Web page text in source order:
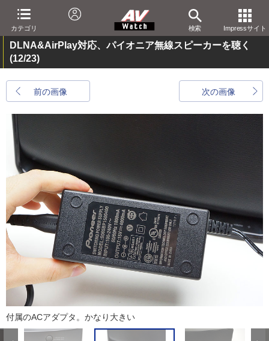
カテゴリ 検索 Impressサイト
DLNA&AirPlay対応、パイオニア無線スピーカーを聴く
(12/23)
前の画像 次の画像
付属のACアダプタ。かなり大きい